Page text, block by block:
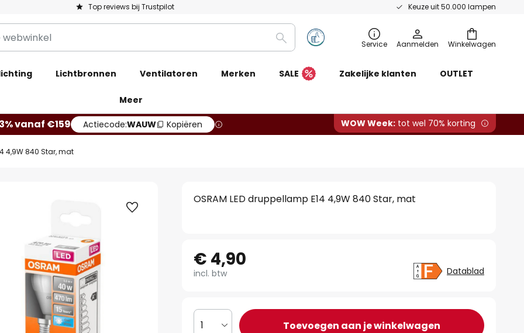
Top reviews bij Trustpilot Keuze uit 50.000 lampen
Winkelwagen
Zoeken Service Aanmelden
Lichtbronnen Ventilatoren Merken SALE Zakelijke klanten OUTLET
Meer
vanaf €159 Actiecode:WAUW Kopiëren WOW Week: tot wel 70% korting
4,9W 840 Star, mat
OSRAM LED druppellamp E14 4,9W 840 Star, mat
€ 4,90
incl. btw Datablad
1 Toevoegen aan je winkelwagen